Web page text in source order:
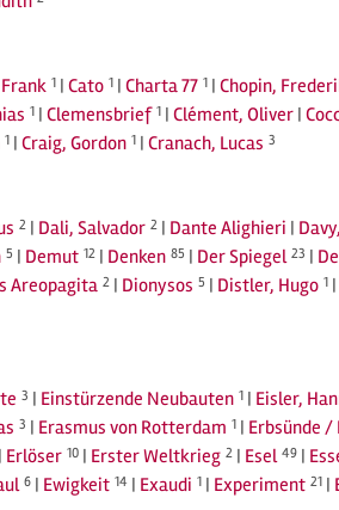
1 | Cato 1 | Charta 77 1 | Chopin,
1 | Clemensbrief 1 | Clément, Oliver |
1 | Craig, Gordon 1 | Cranach, Lucas 3
2 | Dali, Salvador 2 | Dante Alighieri |
5 | Demut 12 | Denken 85 | Der Spiegel 23 |
Areopagita 2 | Dionysos 5 | Distler, Hugo 1 |
3 | Einstürzende Neubauten 1 | Eisler,
3 | Erasmus von Rotterdam 1 | Erbsünde /
| Erlöser 10 | Erster Weltkrieg 2 | Esel 49 |
6 | Ewigkeit 14 | Exaudi 1 | Experiment 21 |